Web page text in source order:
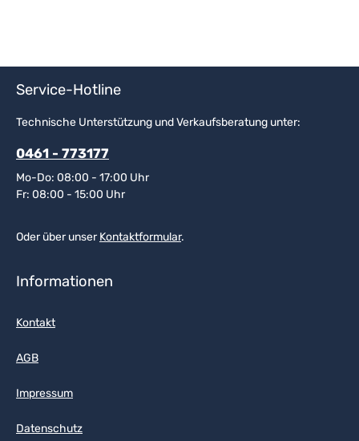
Service-Hotline
Technische Unterstützung und Verkaufsberatung unter:
0461 - 773177
Mo-Do: 08:00 - 17:00 Uhr
Fr: 08:00 - 15:00 Uhr
Oder über unserKontaktformular.
Informationen
Kontakt
AGB
Impressum
Datenschutz